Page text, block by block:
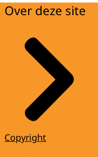
Over deze site
Copyright